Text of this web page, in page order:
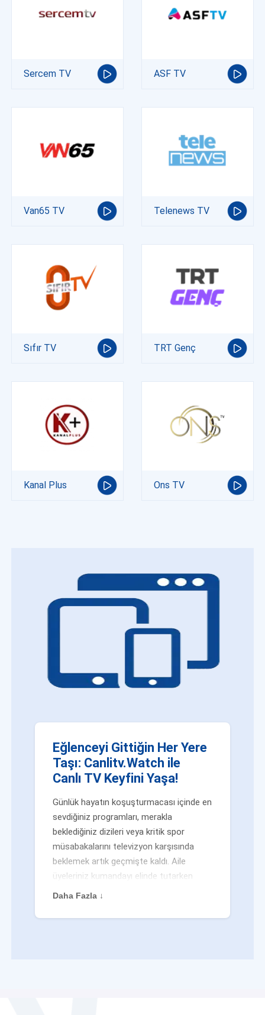
Sercem TV ASF TV
Van65 TV Telenews TV
Sıfır TV TRT Genç
Kanal Plus Ons TV
Eğlenceyi Gittiğin Her Yere
Taşı: Canlitv.Watch ile
Canlı TV Keyfini Yaşa!
Günlük hayatın koşuşturmacası içinde en
sevdiğiniz programları, merakla
beklediğiniz dizileri veya kritik spor
müsabakalarını televizyon karşısında
beklemek artık geçmişte kaldı. Aile
üyeleriniz kumandayı elinde tutarken
veya siz evden uzaktayken bile
değilsiniz. Geleneksel yayıncılığın
Daha Fazla ↓